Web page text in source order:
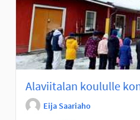
Alaviitalan koululle
Eija Saariaho